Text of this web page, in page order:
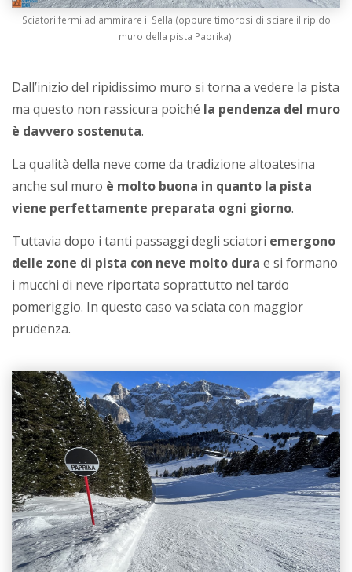
Sciatori fermi ad ammirare il Sella (oppure timorosi di sciare il ripido
muro della pista Paprika).
Dall’inizio del ripidissimo muro si torna a vedere la pista
ma questo non rassicura poiché la pendenza del muro
è davvero sostenuta.
La qualità della neve come da tradizione altoatesina
anche sul muro è molto buona in quanto la pista
viene perfettamente preparata ogni giorno.
Tuttavia dopo i tanti passaggi degli sciatori emergono
delle zone di pista con neve molto dura e si formano
i mucchi di neve riportata soprattutto nel tardo
pomeriggio. In questo caso va sciata con maggior
prudenza.